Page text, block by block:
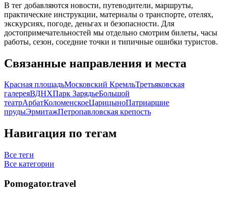
В тег добавляются новости, путеводители, маршруты,
практические инструкции, материалы о транспорте, отелях,
экскурсиях, погоде, деньгах и безопасности. Для
достопримечательностей мы отдельно смотрим билеты, часы
работы, сезон, соседние точки и типичные ошибки туристов.
Связанные направления и места
Красная площадьМосковский КремльТретьяковская
галереяВДНХПарк ЗарядьеБольшой
театрАрбатКоломенскоеЦарицыноПатриаршие
прудыЭрмитажПетропавловская крепость
Навигация по тегам
Все теги
Все категории
Pomogator.travel